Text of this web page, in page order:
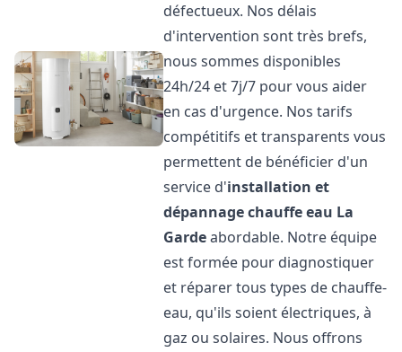
défectueux. Nos délais
d'intervention sont très brefs,
nous sommes disponibles
24h/24 et 7j/7 pour vous aider
en cas d'urgence. Nos tarifs
compétitifs et transparents vous
permettent de bénéficier d'un
service d'installation et
dépannage chauffe eau La
Gardeabordable. Notre équipe
est formée pour diagnostiquer
et réparer tous types de chauffe-
eau, qu'ils soient électriques, à
gaz ou solaires. Nous offrons